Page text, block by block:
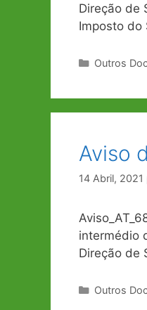
Direção de
Imposto do
Categorias
Outros
Aviso
14 Abril, 2021
intermédio
Direção de
Categorias
Outros